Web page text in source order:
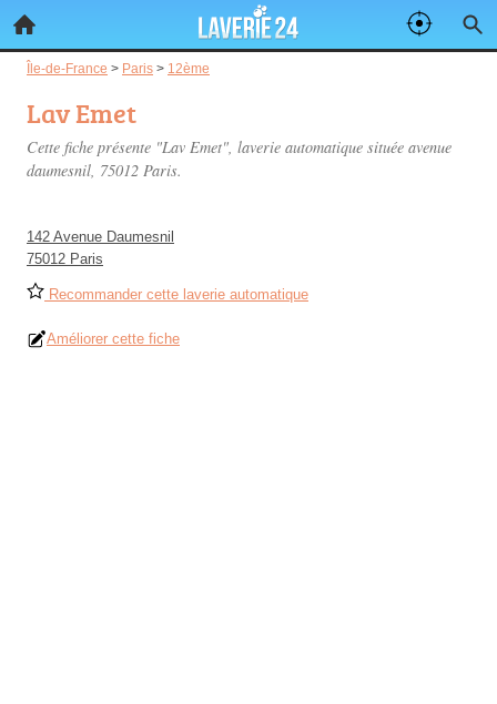
Île-de-France > Paris > 12ème
Lav Emet
Cette fiche présente "Lav Emet", laverie automatique située avenue
daumesnil, 75012 Paris.
142 Avenue Daumesnil
75012 Paris
Recommander cette laverie automatique
Améliorer cette fiche